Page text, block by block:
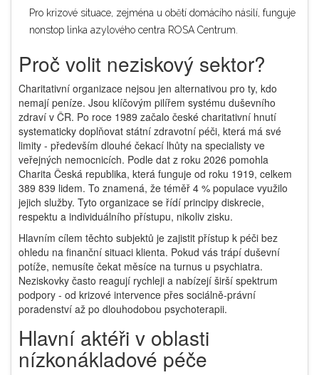
Pro krizové situace, zejména u obětí domácího násilí, funguje
nonstop linka azylového centra ROSA Centrum
Proč volit neziskový sektor?
Charitativní organizace nejsou jen alternativou pro ty, kdo
nemají peníze. Jsou klíčovým pilířem systému duševního
zdraví v ČR. Po roce 1989 začalo české charitativní hnutí
systematicky doplňovat státní zdravotní péči, která má své
limity - především dlouhé čekací lhůty na specialisty ve
veřejných nemocnicích. Podle dat z roku 2026 pomohla
Charita Česká republika, která funguje od roku 1919, celkem
389 839 lidem. To znamená, že téměř 4 % populace využilo
jejich služby. Tyto organizace se řídí principy diskrecie,
respektu a individuálního přístupu, nikoliv zisku.
Hlavním cílem těchto subjektů je zajistit přístup k péči bez
ohledu na finanční situaci klienta. Pokud vás trápí duševní
potíže, nemusíte čekat měsíce na turnus u psychiatra.
Neziskovky často reagují rychleji a nabízejí širší spektrum
podpory - od krizové intervence přes sociálně-právní
poradenství až po dlouhodobou psychoterapii.
Hlavní aktéři v oblasti
nízkonákladové péče